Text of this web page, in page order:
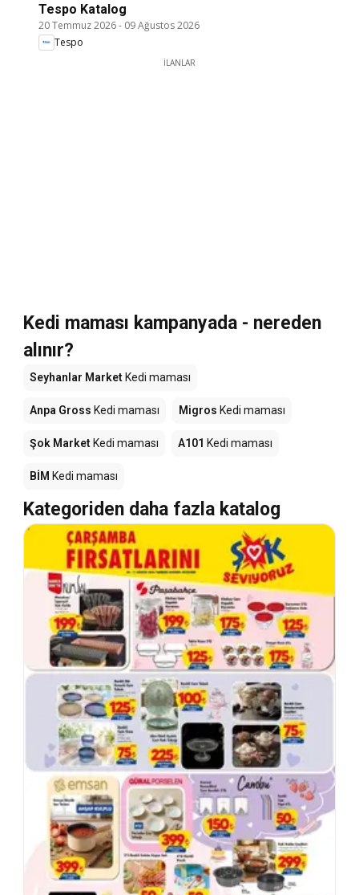
Tespo Katalog
20 Temmuz 2026- 09 Ağustos 2026
Tespo
İLANLAR
Kedi maması kampanyada - nereden
alınır?
Seyhanlar MarketKedi maması
Anpa Gross Kedi maması Migros Kedi maması
Şok MarketKedi maması A101 Kedi maması
BİM Kedi maması
Kategoriden daha fazla katalog